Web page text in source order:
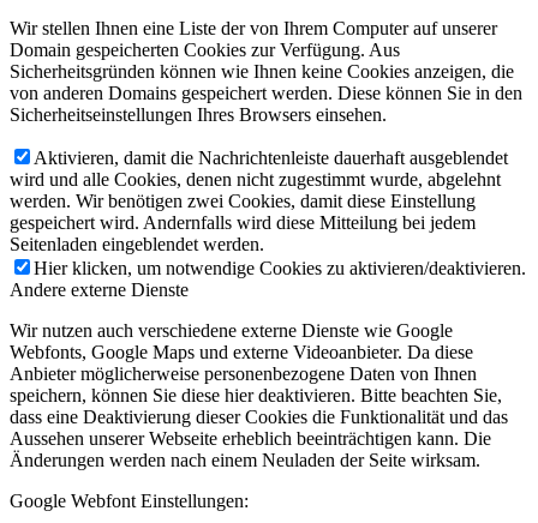
Wir stellen Ihnen eine Liste der von Ihrem Computer auf unserer
Domain gespeicherten Cookies zur Verfügung. Aus
Sicherheitsgründen können wie Ihnen keine Cookies anzeigen, die
von anderen Domains gespeichert werden. Diese können Sie in den
Sicherheitseinstellungen Ihres Browsers einsehen.
Aktivieren, damit die Nachrichtenleiste dauerhaft ausgeblendet
wird und alle Cookies, denen nicht zugestimmt wurde, abgelehnt
werden. Wir benötigen zwei Cookies, damit diese Einstellung
gespeichert wird. Andernfalls wird diese Mitteilung bei jedem
Seitenladen eingeblendet werden.
Hier klicken, um notwendige Cookies zu aktivieren/deaktivieren.
Andere externe Dienste
Wir nutzen auch verschiedene externe Dienste wie Google
Webfonts, Google Maps und externe Videoanbieter. Da diese
Anbieter möglicherweise personenbezogene Daten von Ihnen
speichern, können Sie diese hier deaktivieren. Bitte beachten Sie,
dass eine Deaktivierung dieser Cookies die Funktionalität und das
Aussehen unserer Webseite erheblich beeinträchtigen kann. Die
Änderungen werden nach einem Neuladen der Seite wirksam.
Google Webfont Einstellungen: